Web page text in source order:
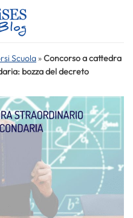
Scuola »Concorso a cattedra
bozza del decreto